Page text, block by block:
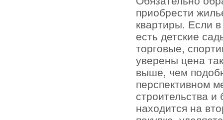
приобрести
квартиры. Если
есть детские
торговые,
уверены цена
выше, чем
перспективном
строительства
находится на